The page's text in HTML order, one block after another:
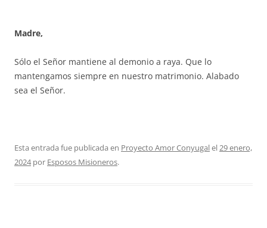
Madre,
Sólo el Señor mantiene al demonio a raya. Que lo
mantengamos siempre en nuestro matrimonio. Alabado
sea el Señor.
Esta entrada fue publicada en Proyecto Amor Conyugalel29 enero,
2024por Esposos Misioneros.